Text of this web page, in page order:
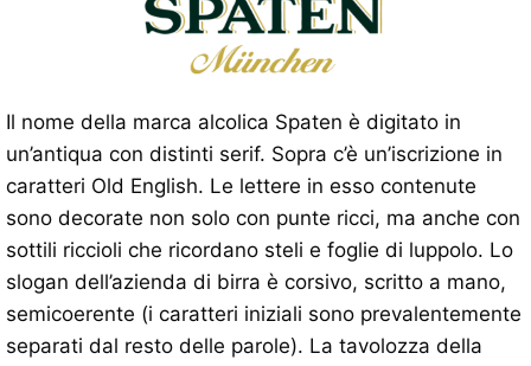
Il nome della marca alcolica Spaten è digitato in
un’antiqua con distinti serif. Sopra c’è un’iscrizione in
caratteri Old English. Le lettere in esso contenute
sono decorate non solo con punte ricci, ma anche con
sottili riccioli che ricordano steli e foglie di luppolo. Lo
slogan dell’azienda di birra è corsivo, scritto a mano,
semicoerente (i caratteri iniziali sono prevalentemente
separati dal resto delle parole). La tavolozza della